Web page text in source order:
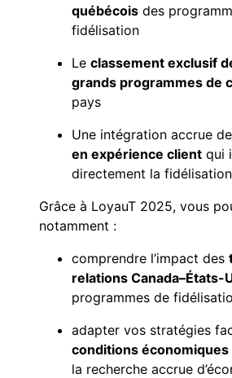
québécois des
fidélisation
Le classement exclusif
grands programmes de
pays
Une intégration accrue
en expérience client qui
directement la fidélisation
Grâce à LoyauT 2025, vous
notamment :
comprendre l’impact des
relations Canada–États-
programmes de
adapter vos stratégies
conditions
la recherche accrue